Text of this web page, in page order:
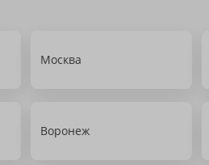
Москва
Воронеж